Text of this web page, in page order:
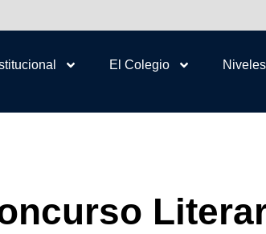
El Colegio